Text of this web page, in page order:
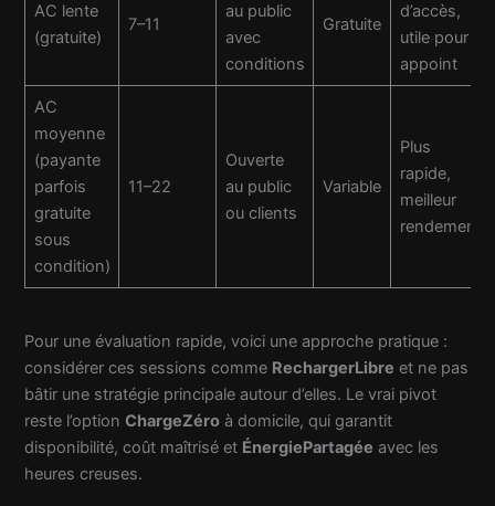
AC lente
(gratuite)
7–11
au public
avec
conditions
Gratuite
d’accès,
utile pour
appoint
AC
moyenne
(payante
parfois
gratuite
sous
condition)
11–22
Ouverte
au public
ou clients
Variable
Plus
rapide,
meilleur
rendement
Pour une évaluation rapide, voici une approche pratique :
considérer ces sessions comme RechargerLibre et ne pas
bâtir une stratégie principale autour d’elles. Le vrai pivot
reste l’optionChargeZéro à domicile, qui garantit
disponibilité, coût maîtrisé et ÉnergiePartagée avec les
heures creuses.